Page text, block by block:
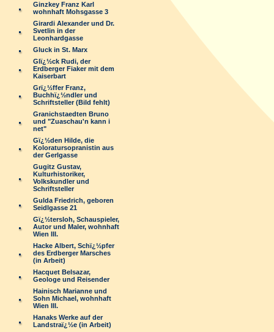
Ginzkey Franz Karl
wohnhaft Mohsgasse 3
Girardi Alexander und Dr.
Svetlin in der
Leonhardgasse
Gluck in St. Marx
Glï¿½ck Rudi, der
Erdberger Fiaker mit dem
Kaiserbart
Grï¿½ffer Franz,
Buchhï¿½ndler und
Schriftsteller (Bild fehlt)
Granichstaedten Bruno
und "Zuaschau'n kann i
net"
Gï¿½den Hilde, die
Koloratursopranistin aus
der Gerlgasse
Gugitz Gustav,
Kulturhistoriker,
Volkskundler und
Schriftsteller
Gulda Friedrich, geboren
Seidlgasse 21
Gï¿½tersloh, Schauspieler,
Autor und Maler, wohnhaft
Wien III.
Hacke Albert, Schï¿½pfer
des Erdberger Marsches
(in Arbeit)
Hacquet Belsazar,
Geologe und Reisender
Hainisch Marianne und
Sohn Michael, wohnhaft
Wien III.
Hanaks Werke auf der
Landstraï¿½e (in Arbeit)